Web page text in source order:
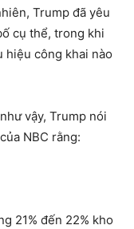
Trump đã yêu
cụ thể, trong khi
hiệu công khai nào
vậy, Trump nói
NBC rằng:
21% đến 22% kho